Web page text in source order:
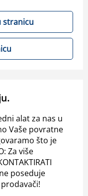
stranicu
alat za nas u
Vaše povratne
što je
Za više
poseduje